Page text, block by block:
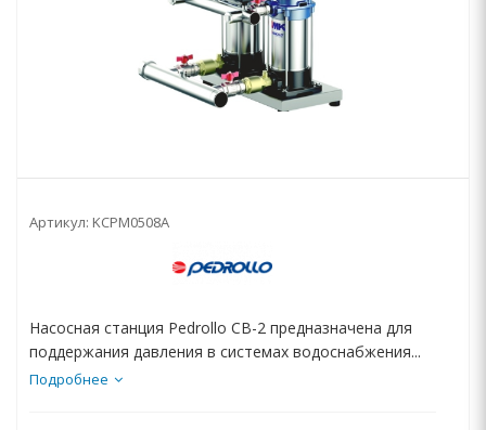
Артикул: KCPM0508A
Насосная станция Pedrollo CB-2 предназначена для
поддержания давления в системах водоснабжения...
Подробнее